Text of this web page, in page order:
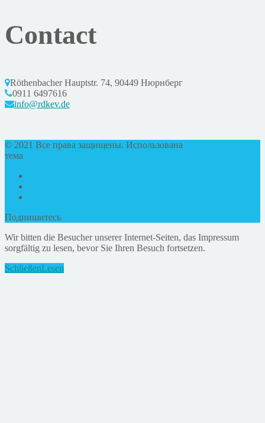
Contact
Röthenbacher Hauptstr. 74, 90449 Нюрнберг
0911 6497616
info@rdkev.de
© 2021 Все права защищены. Использована
тема
Подпишитесь
Wir bitten die Besucher unserer Internet-Seiten, das Impressum
sorgfältig zu lesen, bevor Sie Ihren Besuch fortsetzen.
SchließenLesen